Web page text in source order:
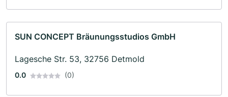
SUN CONCEPT Bräunungsstudios GmbH
Lagesche Str. 53, 32756 Detmold
0.0 (0)